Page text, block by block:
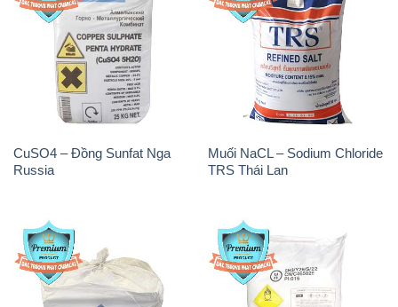
CuSO4 – Đồng Sunfat Nga
Russia
Muối NaCL – Sodium Chloride
TRS Thái Lan